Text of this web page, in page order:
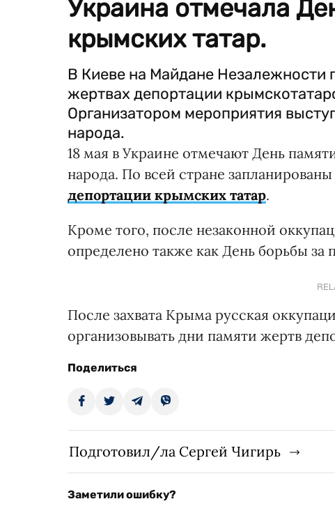
Украина отмечала
крымских татар.
В Киеве на Майдане Незалежности
жертвах депортации
Организатором мероприятия
народа.
18 мая в Украине отмечают День
народа. По всей стране
депортации крымских татар.
Кроме того, после незаконной
определено также как День борьбы за
После захвата Крыма русская
организовывать дни памяти жертв
Поделиться
Подготовил/ла Сергей Чигирь
Заметили ошибку?